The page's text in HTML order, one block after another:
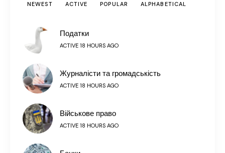
NEWEST ACTIVE POPULAR ALPHABETICAL
Податки
ACTIVE 18 HOURS AGO
Журналісти та громадськість
ACTIVE 18 HOURS AGO
Військове право
ACTIVE 18 HOURS AGO